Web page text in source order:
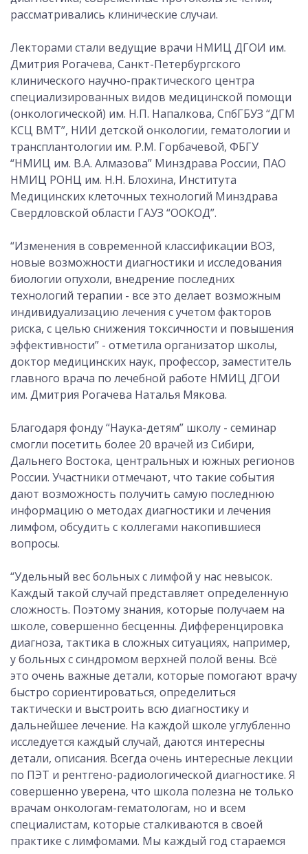
рассматривались клинические случаи.
Лекторами стали ведущие врачи НМИЦ ДГОИ им.
Дмитрия Рогачева, Санкт-Петербургского
клинического научно-практического центра
специализированных видов медицинской помощи
(онкологической) им. Н.П. Напалкова, СпбГБУЗ “ДГМ
КСЦ ВМТ”, НИИ детской онкологии, гематологии и
трансплантологии им. Р.М. Горбачевой, ФБГУ
“НМИЦ им. В.А. Алмазова” Минздрава России, ПАО
НМИЦ РОНЦ им. Н.Н. Блохина, Института
Медицинских клеточных технологий Минздрава
Свердловской области ГАУЗ “ООКОД”.
“Изменения в современной классификации ВОЗ,
новые возможности диагностики и исследования
биологии опухоли, внедрение последних
технологий терапии - все это делает возможным
индивидуализацию лечения с учетом факторов
риска, с целью снижения токсичности и повышения
эффективности” - отметила организатор школы,
доктор медицинских наук, профессор, заместитель
главного врача по лечебной работе НМИЦ ДГОИ
им. Дмитрия Рогачева Наталья Мякова.
Благодаря фонду “Наука-детям” школу - семинар
смогли посетить более 20 врачей из Сибири,
Дальнего Востока, центральных и южных регионов
России. Участники отмечают, что такие события
дают возможность получить самую последнюю
информацию о методах диагностики и лечения
лимфом, обсудить с коллегами накопившиеся
вопросы.
“Удельный вес больных с лимфой у нас невысок.
Каждый такой случай представляет определенную
сложность. Поэтому знания, которые получаем на
школе, совершенно бесценны. Дифференцировка
диагноза, тактика в сложных ситуациях, например,
у больных с синдромом верхней полой вены. Всё
это очень важные детали, которые помогают врачу
быстро сориентироваться, определиться
тактически и выстроить всю диагностику и
дальнейшее лечение. На каждой школе углубленно
исследуется каждый случай, даются интересны
детали, описания. Всегда очень интересные лекции
по ПЭТ и рентгено-радиологической диагностике. Я
совершенно уверена, что школа полезна не только
врачам онкологам-гематологам, но и всем
специалистам, которые сталкиваются в своей
практике с лимфомами. Мы каждый год стараемся